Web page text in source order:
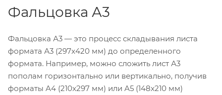
Фальцовка А3
Фальцовка А3 — это процесс складывания листа
формата А3 (297x420 мм) до определенного
формата. Например, можно сложить лист А3
пополам горизонтально или вертикально, получив
форматы A4 (210x297 мм) или A5 (148x210 мм)